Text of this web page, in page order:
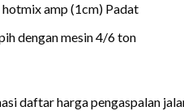
amp (1cm) Padat
dengan mesin 4/6 ton
daftar harga pengaspalan